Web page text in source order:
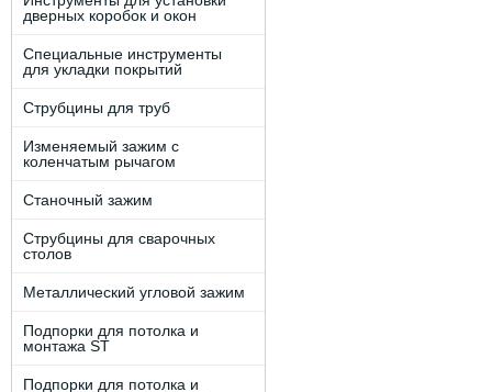
дверных коробок и окон
Специальные инструменты
для укладки покрытий
Струбцины для труб
Изменяемый зажим с
коленчатым рычагом
Станочный зажим
Струбцины для сварочных
столов
Металлический угловой зажим
Подпорки для потолка и
монтажа ST
Подпорки для потолка и